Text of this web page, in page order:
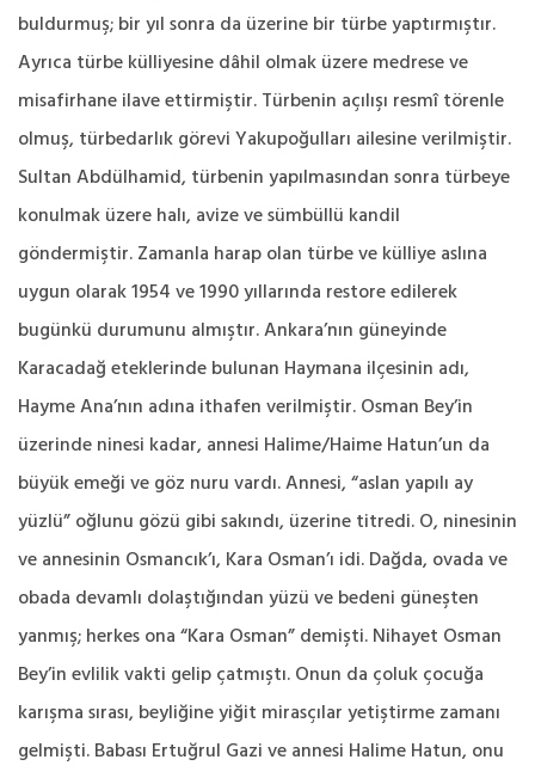
buldurmuş; bir yıl sonra da üzerine bir türbe yaptırmıştır.
Ayrıca türbe külliyesine dâhil olmak üzere medrese ve
misafirhane ilave ettirmiştir. Türbenin açılışı resmî törenle
olmuş, türbedarlık görevi Yakupoğulları ailesine verilmiştir.
Sultan Abdülhamid, türbenin yapılmasından sonra türbeye
konulmak üzere halı, avize ve sümbüllü kandil
göndermiştir. Zamanla harap olan türbe ve külliye aslına
uygun olarak 1954 ve 1990 yıllarında restore edilerek
bugünkü durumunu almıştır. Ankara’nın güneyinde
Karacadağ eteklerinde bulunan Haymana ilçesinin adı,
Hayme Ana’nın adına ithafen verilmiştir. Osman Bey’in
üzerinde ninesi kadar, annesi Halime/Haime Hatun’un da
büyük emeği ve göz nuru vardı. Annesi, “aslan yapılı ay
yüzlü” oğlunu gözü gibi sakındı, üzerine titredi. O, ninesinin
ve annesinin Osmancık’ı, Kara Osman’ı idi. Dağda, ovada ve
obada devamlı dolaştığından yüzü ve bedeni güneşten
yanmış; herkes ona “Kara Osman” demişti. Nihayet Osman
Bey’in evlilik vakti gelip çatmıştı. Onun da çoluk çocuğa
karışma sırası, beyliğine yiğit mirasçılar yetiştirme zamanı
gelmişti. Babası Ertuğrul Gazi ve annesi Halime Hatun, onu